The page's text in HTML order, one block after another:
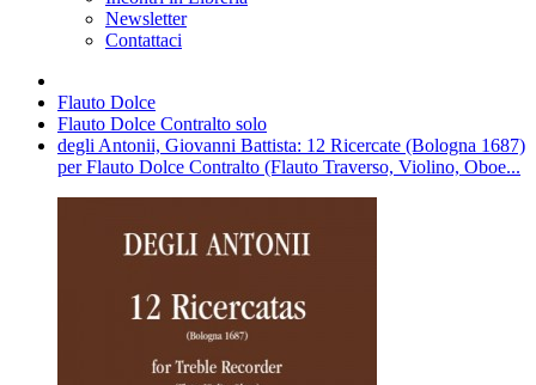
Newsletter
Contattaci
Flauto Dolce
Flauto Dolce Contralto solo
degli Antonii, Giovanni Battista: 12 Ricercate (Bologna 1687)
per Flauto Dolce Contralto (Flauto Traverso, Violino, Oboe...